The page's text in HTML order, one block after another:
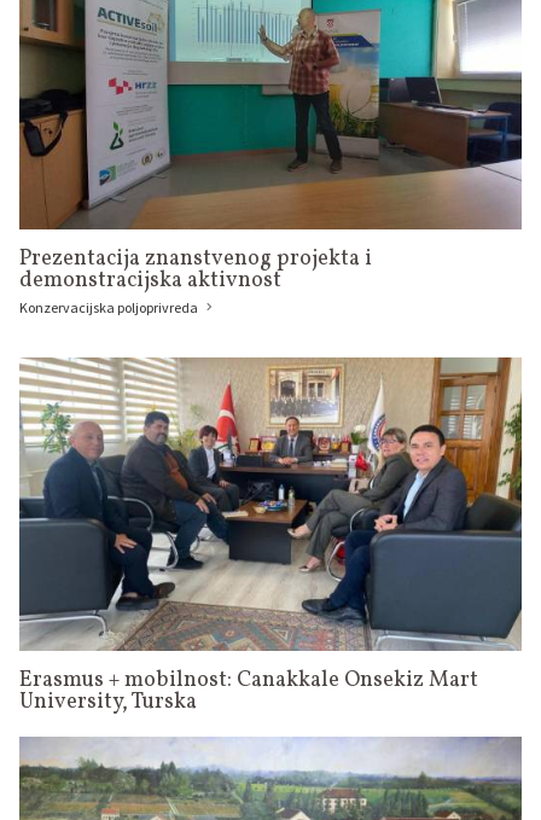
Prezentacija znanstvenog projekta i
demonstracijska aktivnost
Konzervacijska poljoprivreda
Erasmus + mobilnost: Canakkale Onsekiz Mart
University, Turska